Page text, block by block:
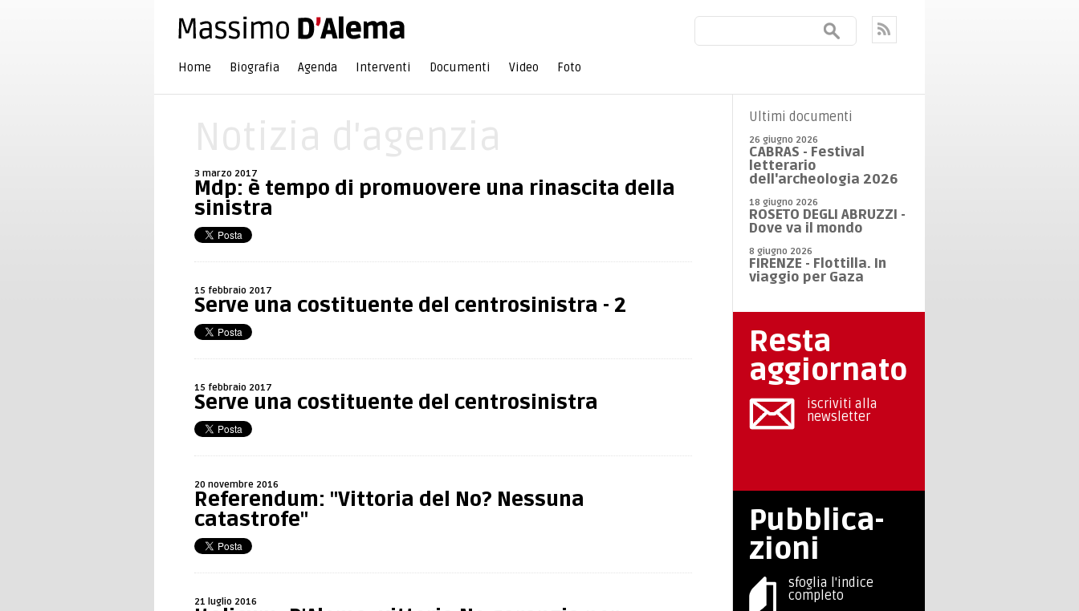
Home Biografia Agenda Interventi Documenti Video Foto
3 marzo 2017
Mdp: è tempo di promuovere una rinascita della
sinistra
15 febbraio 2017
Serve una costituente del centrosinistra - 2
15 febbraio 2017
Serve una costituente del centrosinistra
20 novembre 2016
Referendum: "Vittoria del No? Nessuna
catastrofe"
21 luglio 2016
Ultimi documenti
26 giugno 2026
CABRAS - Festival
letterario
dell'archeologia 2026
18 giugno 2026
ROSETO DEGLI ABRUZZI -
Dove va il mondo
8 giugno 2026
FIRENZE - Flottilla. In
viaggio per Gaza
Resta
aggiornato
iscriviti alla
newsletter
Pubblica-
zioni
sfoglia l'indice
completo